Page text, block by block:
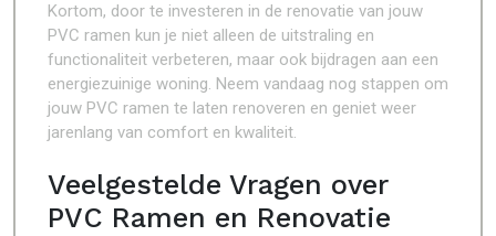
Kortom, door te investeren in de renovatie van jouw
PVC ramen kun je niet alleen de uitstraling en
functionaliteit verbeteren, maar ook bijdragen aan een
energiezuinige woning. Neem vandaag nog stappen om
jouw PVC ramen te laten renoveren en geniet weer
jarenlang van comfort en kwaliteit.
Veelgestelde Vragen over
PVC Ramen en Renovatie